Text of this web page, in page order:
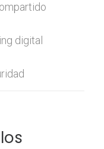
digital